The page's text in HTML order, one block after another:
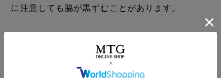
に注意しても脇が黒ずむことがあります。
め、黒ずみやすいです。